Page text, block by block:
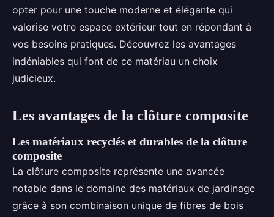
opter pour une touche moderne et élégante qui
valorise votre espace extérieur tout en répondant à
vos besoins pratiques. Découvrez les avantages
indéniables qui font de ce matériau un choix
judicieux.
Les avantages de la clôture composite
Les matériaux recyclés et durables de la clôture
composite
La clôture composite représente une avancée
notable dans le domaine des matériaux de jardinage
grâce à son combinaison unique de fibres de bois